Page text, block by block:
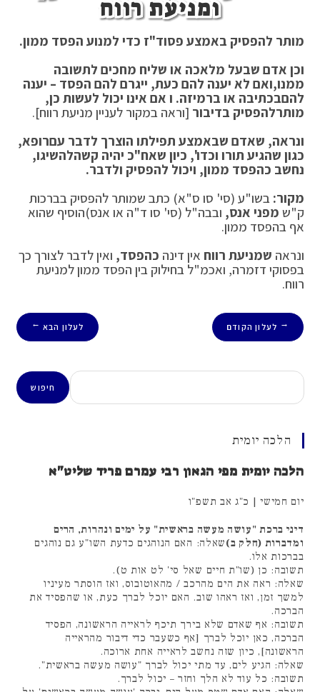
ומניעת רווח
מותר להפסיק באמצע פסוד"ז כדי למנוע הפסד ממון.
וכן אדם שבעל מלאכה או שליח מחכים לתשובה
ממנו,ואם לא יענה להם כעת, ייגרם להם הפסד – יענה
להםבכתיבה או ברמיזה. ו אם אינו יכול לעשות כן,
מותרלהפסיק בדיבור [וראה במקור לעניין מניעת רווח].
ונראה, שאדם שבאמצע תפילתו הוצרך לדבר עםרופא,
כגון שהגיע תורו וכדו', כיון שאח"כ יהיה קשהלהשיגו,
נחשב כהפסד ממון, ויכול להפסיק ולדבר.
מקור: בשו"ע (סי' סו ס"א) כתב שמותר להפסיק בברכות
ק"ש מפני אנס, ובבה"ל (סי' סו ד"ה או אנס)הוסיף שהוא
אף בהפסד ממון.
ונראה שמניעת רווח אין דינה כהפסד, ואין לדבר לצורך כך
בפסוקי דזמרה, ואכמ"ל בחילוק בין הפסד ממון למניעת
רווח.
← לעלון הקודם לעלון הבא →
חיפוש
חיפוש
הלכה יומית
הלכה יומית מפי הגאון רבי עמרם פריד שליט"א
יום חמישי | כ"ג אב תשפ"ו
דיני ברכת "עושה מעשה בראשית" על ימים ונהרות, הרים
ומדברות (חלק ב)שאלה: האם הנוהגים כדעת השו"ע גם נוהגים
בברכות אלו.
תשובה: כן (שו"ת חיים שאל סי' לט אות ט).
שאלה: ראה את הים מהרכב / מהאוטובוס, ואז הוסתר מעיניו
למשך זמן, ואז ראהו שוב. האם יוכל לברך כעת, או שהפסיד את
הברכה.
תשובה: אף שאדם שלא בירך תיכף לראייה הראשונה, הפסיד
הברכה, כאן יוכל לברך [אף כשעבר כדי דיבור מהראייה
הראשונה], כיון שזה נחשב לראייה אחת ארוכה.
שאלה: הגיע לים, עד מתי יכול לברך "עושה מעשה בראשית".
תשובה: כל עוד לא הלך וחזר – יכול לברך.